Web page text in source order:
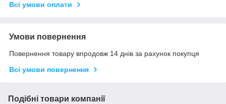
Всі умови оплати
Умови повернення
Повернення товару впродовж 14 днів за рахунок покупця
Всі умови повернення
Подібні товари компанії